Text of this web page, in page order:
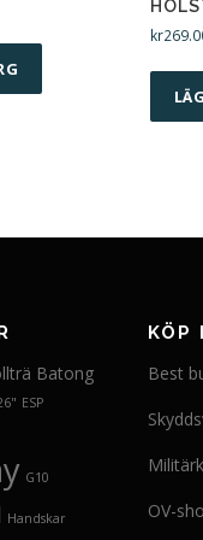
kr
Batong
ESP
G10
Handskar
KÖP
Best
OV-